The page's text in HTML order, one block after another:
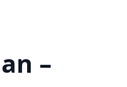
–